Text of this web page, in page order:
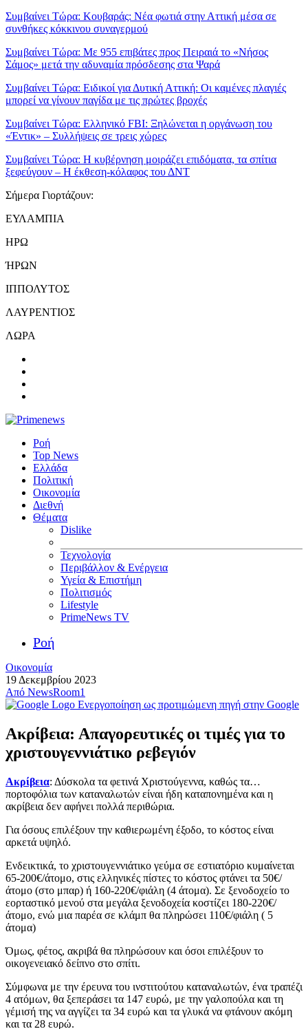
Συμβαίνει Τώρα: Κουβαράς: Νέα φωτιά στην Αττική μέσα σε
συνθήκες κόκκινου συναγερμού
Συμβαίνει Τώρα: Με 955 επιβάτες προς Πειραιά το «Νήσος
Σάμος» μετά την αδυναμία πρόσδεσης στα Ψαρά
Συμβαίνει Τώρα: Ειδικοί για Δυτική Αττική: Οι καμένες πλαγιές
μπορεί να γίνουν παγίδα με τις πρώτες βροχές
Συμβαίνει Τώρα: Ελληνικό FBI: Ξηλώνεται η οργάνωση του
«Έντικ» – Συλλήψεις σε τρεις χώρες
Συμβαίνει Τώρα: Η κυβέρνηση μοιράζει επιδόματα, τα σπίτια
ξεφεύγουν – Η έκθεση-κόλαφος του ΔΝΤ
Σήμερα Γιορτάζουν:
ΕΥΛΑΜΠΙΑ
ΗΡΩ
ΉΡΩΝ
ΙΠΠΟΛΥΤΟΣ
ΛΑΥΡΕΝΤΙΟΣ
ΛΩΡΑ
Ροή
Top News
Ελλάδα
Πολιτική
Οικονομία
Διεθνή
Θέματα
Dislike
Τεχνολογία
Περιβάλλον & Ενέργεια
Υγεία & Επιστήμη
Πολιτισμός
Lifestyle
PrimeNews TV
Ροή
Οικονομία
19 Δεκεμβρίου 2023
Από NewsRoom1
Ενεργοποίηση ως προτιμώμενη πηγή στην Google
Ακρίβεια: Απαγορευτικές οι τιμές για το
χριστουγεννιάτικο ρεβεγιόν
Ακρίβεια: Δύσκολα τα φετινά Χριστούγεννα, καθώς τα…
πορτοφόλια των καταναλωτών είναι ήδη καταπονημένα και η
ακρίβεια δεν αφήνει πολλά περιθώρια.
Για όσους επιλέξουν την καθιερωμένη έξοδο, το κόστος είναι
αρκετά υψηλό.
Ενδεικτικά, το χριστουγεννιάτικο γεύμα σε εστιατόριο κυμαίνεται
65-200€/άτομο, στις ελληνικές πίστες το κόστος φτάνει τα 50€/
άτομο (στο μπαρ) ή 160-220€/φιάλη (4 άτομα). Σε ξενοδοχείο το
εορταστικό μενού στα μεγάλα ξενοδοχεία κοστίζει 180-220€/
άτομο, ενώ μια παρέα σε κλάμπ θα πληρώσει 110€/φιάλη ( 5
άτομα)
Όμως, φέτος, ακριβά θα πληρώσουν και όσοι επιλέξουν το
οικογενειακό δείπνο στο σπίτι.
Σύμφωνα με την έρευνα του ινστιτούτου καταναλωτών, ένα τραπέζι
4 ατόμων, θα ξεπεράσει τα 147 ευρώ, με την γαλοπούλα και τη
γέμισή της να αγγίζει τα 34 ευρώ και τα γλυκά να φτάνουν ακόμη
και τα 28 ευρώ.